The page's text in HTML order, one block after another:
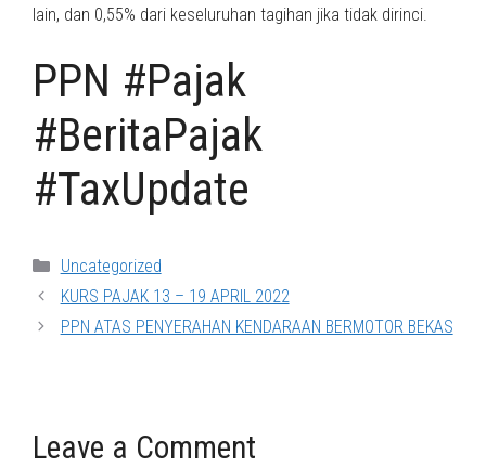
lain, dan 0,55% dari keseluruhan tagihan jika tidak dirinci.
PPN #Pajak
#BeritaPajak
#TaxUpdate
Categories
Uncategorized
KURS PAJAK 13 – 19 APRIL 2022
PPN ATAS PENYERAHAN KENDARAAN BERMOTOR BEKAS
Leave a Comment